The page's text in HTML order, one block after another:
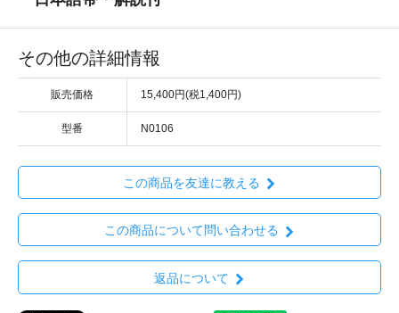
その他の詳細情報
販売価格 15,400円(税1,400円)
型番 N0106
この商品を友達に教える
この商品について問い合わせる
返品について